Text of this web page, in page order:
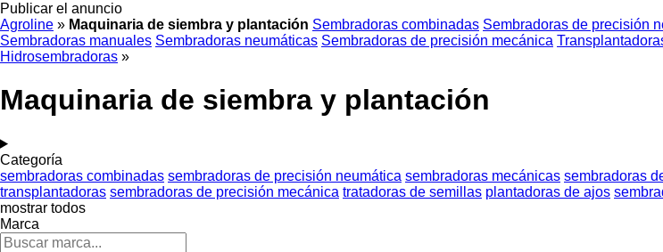
Publicar el anuncio
Agroline » Maquinaria de siembra y plantación Sembradoras combinadas Sembradoras de precisión
Sembradoras manuales Sembradoras neumáticas Sembradoras de precisión mecánica
Hidrosembradoras »
Maquinaria de siembra y plantación
Categoría
sembradoras combinadas sembradoras de precisión neumática sembradoras mecánicas sembradoras
transplantadoras sembradoras de precisión mecánica tratadoras de semillas plantadoras de ajos
mostrar todos
Marca